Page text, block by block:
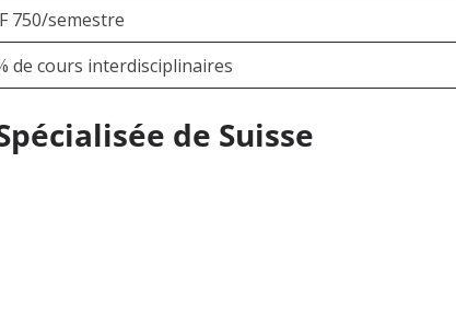
750/semestre
de cours interdisciplinaires
de Suisse